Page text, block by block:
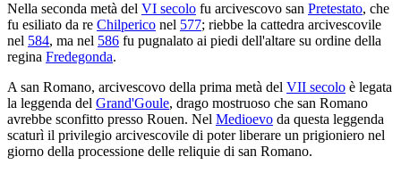
Nella seconda metà del VI secolo fu arcivescovo san Pretestato, che
fu esiliato da re Chilperico nel 577; riebbe la cattedra arcivescovile
nel 584, ma nel 586 fu pugnalato ai piedi dell'altare su ordine della
regina Fredegonda.
A san Romano, arcivescovo della prima metà del VII secolo è legata
la leggenda del Grand'Goule, drago mostruoso che san Romano
avrebbe sconfitto presso Rouen. Nel Medioevo da questa leggenda
scaturì il privilegio arcivescovile di poter liberare un prigioniero nel
giorno della processione delle reliquie di san Romano.